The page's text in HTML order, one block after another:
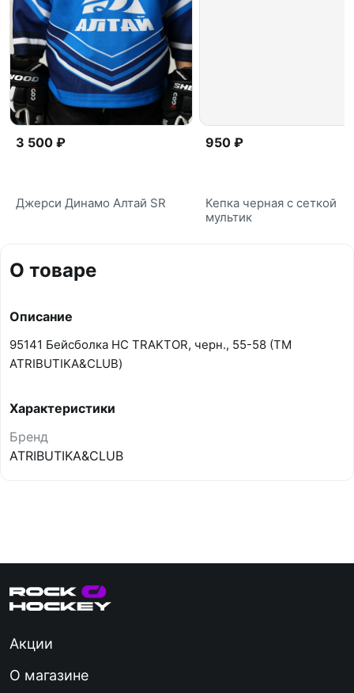
3 500 ₽
Джерси Динамо Алтай SR
950 ₽
Кепка черная с сеткой
мультик
О товаре
Описание
95141 Бейсболка HC TRAKTOR, черн., 55-58 (ТМ
ATRIBUTIKA&CLUB)
Характеристики
Бренд
ATRIBUTIKA&CLUB
Акции
О магазине